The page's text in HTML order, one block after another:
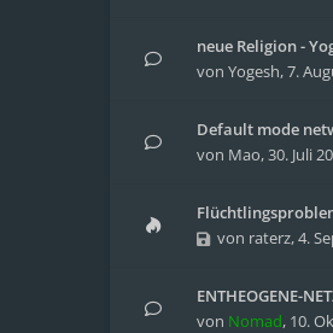
neue Religion -
von Yogesh,7.
Default mode
von Mao,30. Juli
von raterz,4.
ENTHEOGENE-
von Nomad, 10.